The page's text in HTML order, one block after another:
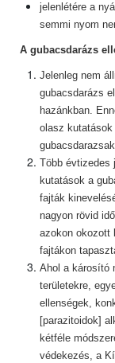
jelenlétére a
semmi nyom
A gubacsdarázs
Jelenleg nem
gubacsdarázs
hazánkban.
olasz kutatások
Több évtizedes
kutatások a
fajták
nagyon rövid
azokon okozott
fajtákon
Ahol a károsító
területekre,
ellenségek,
[parazitoidok]
kétféle
védekezés, a